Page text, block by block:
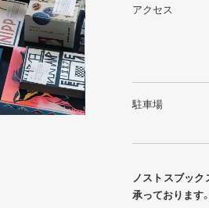
アクセス
駐車場
ノストスブック
承っております